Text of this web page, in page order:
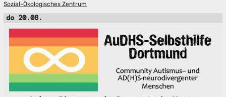
Sozial-Ökologisches Zentrum
do 20.08.